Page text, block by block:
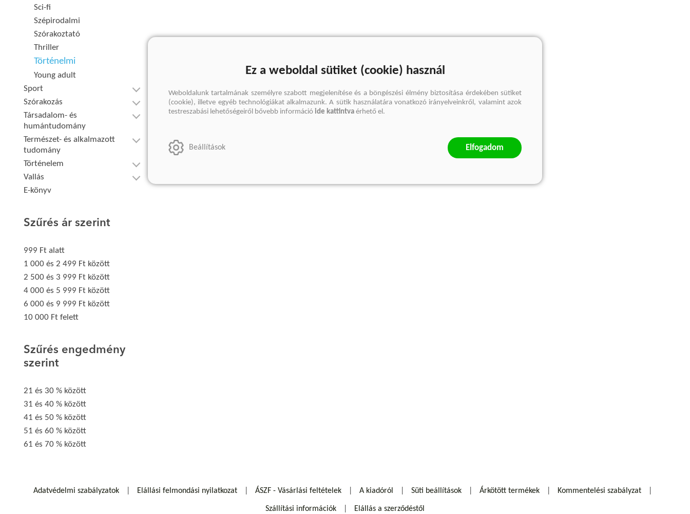
Sci-fi
Szépirodalmi
Szórakoztató
Thriller
Történelmi
Young adult
Sport
Szórakozás
Társadalom- és
humántudomány
Természet- és alkalmazott
tudomány
Történelem
Vallás
E-könyv
Szűrés ár szerint
999 Ft alatt
1 000 és 2 499 Ft között
2 500 és 3 999 Ft között
4 000 és 5 999 Ft között
6 000 és 9 999 Ft között
10 000 Ft felett
Szűrés engedmény
szerint
21 és 30 % között
31 és 40 % között
41 és 50 % között
51 és 60 % között
61 és 70 % között
Adatvédelmi szabályzatok Elállási felmondási nyilatkozat ÁSZF - Vásárlási feltételek A kiadóról Süti beállítások Árkötött termékek Kommentelési szabályzat
Szállítási információk Elállás a szerződéstől
Ez a weboldal sütiket (cookie) használ
Weboldalunk tartalmának személyre szabott megjelenítése és a böngészési élmény biztosítása érdekében sütiket
(cookie), illetve egyéb technológiákat alkalmazunk. A sütik használatára vonatkozó irányelveinkről, valamint azok
testreszabási lehetőségeiről bővebb információ ide kattintva érhető el.
Beállítások Elfogadom